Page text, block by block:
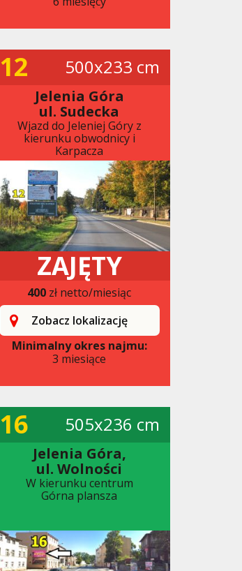
12 500x233 cm
Jelenia Góra
ul. Sudecka
Wjazd do Jeleniej Góry z
kierunku obwodnicy i
Karpacza
ZAJĘTY
400 zł netto/miesiąc
Zobacz lokalizację
Minimalny okres najmu:
3 miesiące
16 505x236 cm
Jelenia Góra,
ul. Wolności
W kierunku centrum
Górna plansza